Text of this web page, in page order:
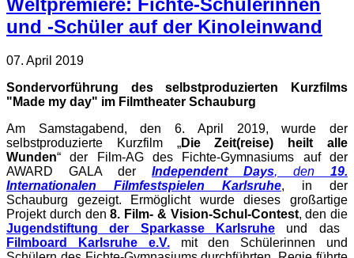
Weltpremiere: Fichte-Schülerinnen
und -Schüler auf der Kinoleinwand
07. April 2019
Sondervorführung des selbstproduzierten Kurzfilms
"Made my day" im Filmtheater Schauburg
Am Samstagabend, den 6. April 2019, wurde der
selbstproduzierte Kurzfilm „Die Zeit(reise) heilt alle
Wunden“ der Film-AG des Fichte-Gymnasiums auf der
AWARD GALA der Independent Days, den 19.
Internationalen Filmfestspielen Karlsruhe, in der
Schauburg gezeigt. Ermöglicht wurde dieses großartige
Projekt durch den 8. Film- & Vision-Schul-Contest, den die
Jugendstiftung der Sparkasse Karlsruhe und das
Filmboard Karlsruhe e.V.mit den Schülerinnen und